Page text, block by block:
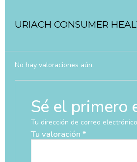
URIACH CONSUMER
No hay valoraciones aún.
Sé el primero
Tu dirección de correo
Tu valoración *